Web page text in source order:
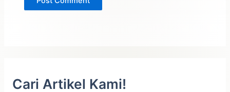
Cari Artikel Kami!